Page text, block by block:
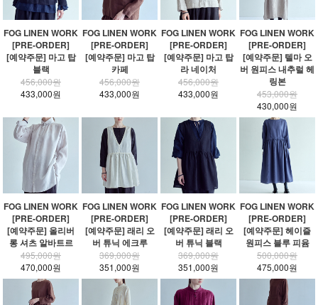
FOG LINEN WORK
[PRE-ORDER]
[예약주문] 마고 탑
블랙
456,000원
433,000원
FOG LINEN WORK
[PRE-ORDER]
[예약주문] 마고 탑
카페
456,000원
433,000원
FOG LINEN WORK
[PRE-ORDER]
[예약주문] 마고 탑
라 네이처
456,000원
433,000원
FOG LINEN WORK
[PRE-ORDER]
[예약주문] 텔마 오
버 원피스 내추럴 헤
링본
453,000원
430,000원
FOG LINEN WORK
[PRE-ORDER]
[예약주문] 올리버
롱 셔츠 알바트르
495,000원
470,000원
FOG LINEN WORK
[PRE-ORDER]
[예약주문] 래리 오
버 튜닉 에크루
369,000원
351,000원
FOG LINEN WORK
[PRE-ORDER]
[예약주문] 래리 오
버 튜닉 블랙
369,000원
351,000원
FOG LINEN WORK
[PRE-ORDER]
[예약주문] 헤이즐
원피스 블루 피윰
500,000원
475,000원